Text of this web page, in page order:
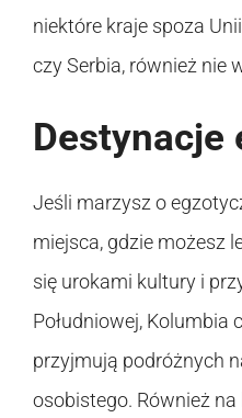
niektóre kraje spoza
czy Serbia, również nie
Destynacje
Jeśli marzysz o
miejsca, gdzie możesz
się urokami kultury i
Południowej, Kolumbia
przyjmują podróżnych
osobistego. Również